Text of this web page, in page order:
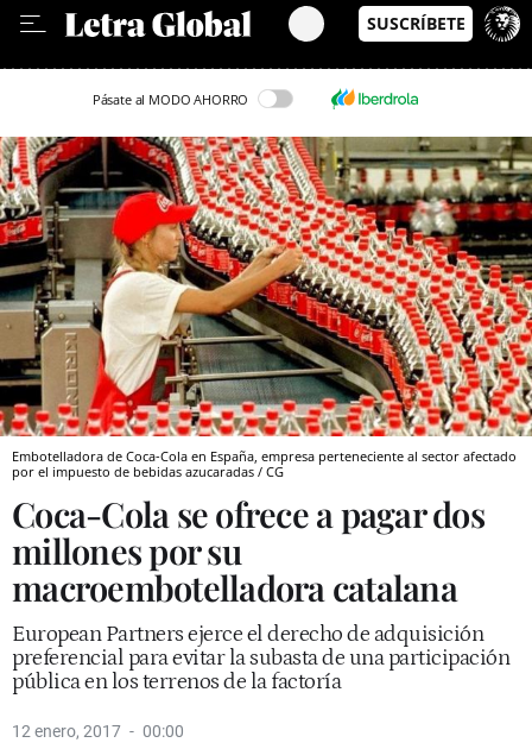
Pásate al MODO AHORRO
Embotelladora de Coca-Cola en España, empresa perteneciente al sector afectado
por el impuesto de bebidas azucaradas / CG
Coca-Cola se ofrece a pagar dos
millones por su
macroembotelladora catalana
European Partners ejerce el derecho de adquisición
preferencial para evitar la subasta de una participación
pública en los terrenos de la factoría
12 enero, 2017 00:00